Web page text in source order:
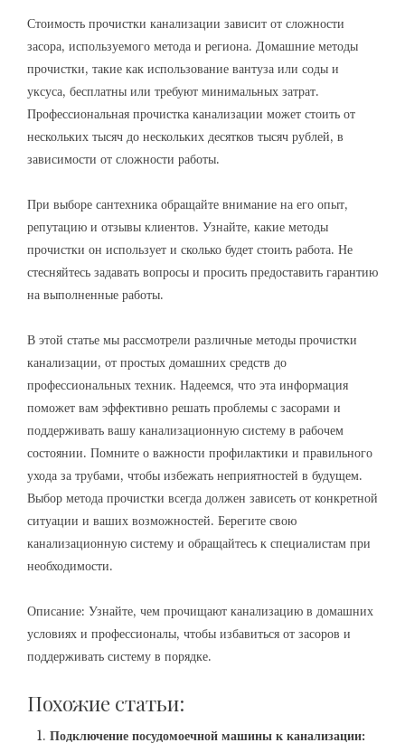
Стоимость прочистки канализации зависит от сложности
засора, используемого метода и региона. Домашние методы
прочистки, такие как использование вантуза или соды и
уксуса, бесплатны или требуют минимальных затрат.
Профессиональная прочистка канализации может стоить от
нескольких тысяч до нескольких десятков тысяч рублей, в
зависимости от сложности работы.
При выборе сантехника обращайте внимание на его опыт,
репутацию и отзывы клиентов. Узнайте, какие методы
прочистки он использует и сколько будет стоить работа. Не
стесняйтесь задавать вопросы и просить предоставить гарантию
на выполненные работы.
В этой статье мы рассмотрели различные методы прочистки
канализации, от простых домашних средств до
профессиональных техник. Надеемся, что эта информация
поможет вам эффективно решать проблемы с засорами и
поддерживать вашу канализационную систему в рабочем
состоянии. Помните о важности профилактики и правильного
ухода за трубами, чтобы избежать неприятностей в будущем.
Выбор метода прочистки всегда должен зависеть от конкретной
ситуации и ваших возможностей. Берегите свою
канализационную систему и обращайтесь к специалистам при
необходимости.
Описание: Узнайте, чем прочищают канализацию в домашних
условиях и профессионалы, чтобы избавиться от засоров и
поддерживать систему в порядке.
Похожие статьи:
Подключение посудомоечной машины к канализации: